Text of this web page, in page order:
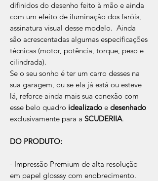
difinidos do desenho feito à mão e ainda
com um efeito de iluminação dos faróis,
assinatura visual desse modelo. Ainda
são acrescentadas algumas especificações
técnicas (motor, potência, torque, peso e
cilindrada).
Se o seu sonho é ter um carro desses na
sua garagem, ou se ela já está ou esteve
lá, reforce ainda mais sua conexão com
esse belo quadro idealizado e desenhado
exclusivamente para a SCUDERIIA.
DO PRODUTO:
- Impressão Premium de alta resolução
em papel glosssy com enobrecimento.